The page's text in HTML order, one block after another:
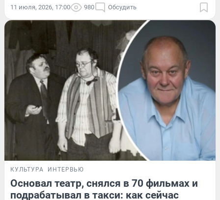
11 июля, 2026, 17:00 980 Обсудить
КУЛЬТУРА ИНТЕРВЬЮ
Основал театр, снялся в 70 фильмах и
подрабатывал в такси: как сейчас